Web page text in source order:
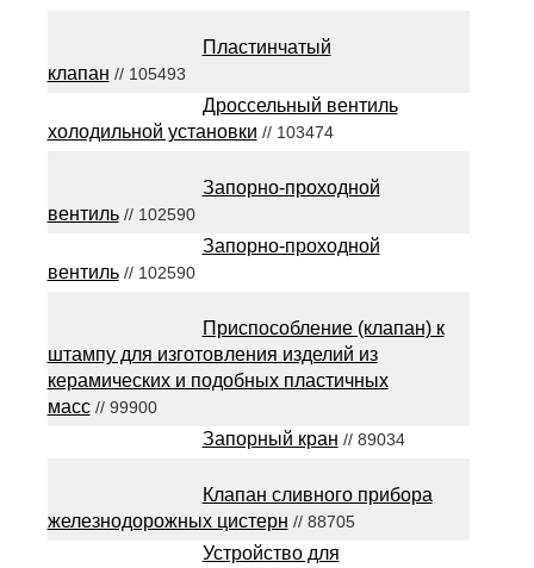
Пластинчатый
клапан // 105493
Дроссельный вентиль
холодильной установки // 103474
Запорно-проходной
вентиль// 102590
Запорно-проходной
вентиль// 102590
Приспособление (клапан) к
штампу для изготовления изделий из
керамических и подобных пластичных
масс// 99900
Запорный кран // 89034
Клапан сливного прибора
железнодорожных цистерн // 88705
Устройство для